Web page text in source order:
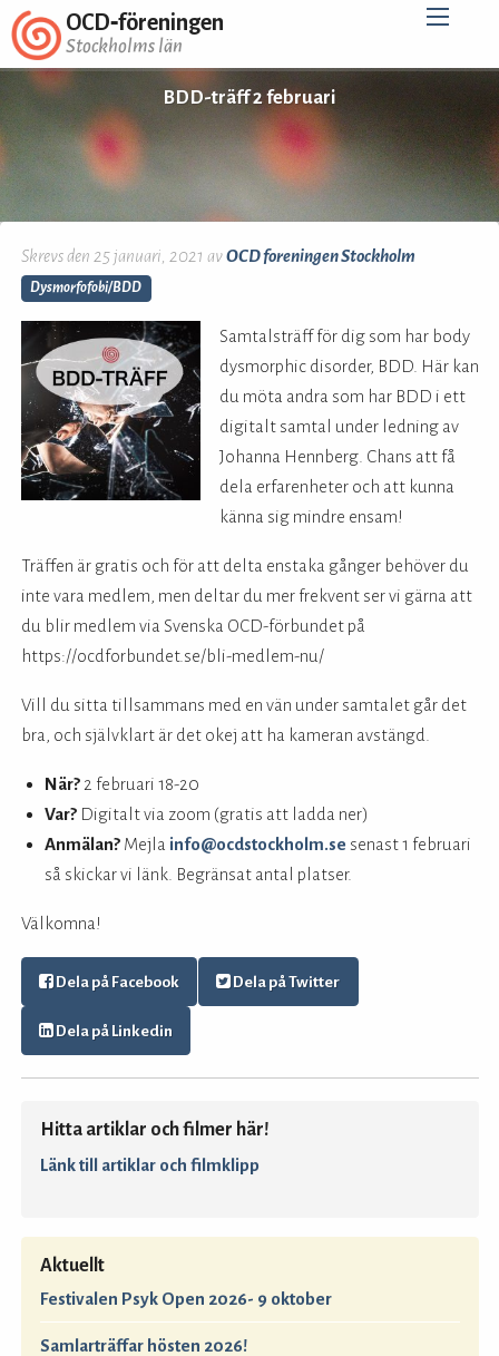
OCD‑föreningen
Stockholms län
BDD-träff 2 februari
Skrevs den 25 januari, 2021 avOCD foreningen Stockholm
Dysmorfofobi/BDD
Samtalsträff för dig som har body
dysmorphic disorder, BDD. Här kan
du möta andra som har BDD i ett
digitalt samtal under ledning av
Johanna Hennberg. Chans att få
dela erfarenheter och att kunna
känna sig mindre ensam!
Träffen är gratis och för att delta enstaka gånger behöver du
inte vara medlem, men deltar du mer frekvent ser vi gärna att
du blir medlem via Svenska OCD-förbundet på
https://ocdforbundet.se/bli-medlem-nu/
Vill du sitta tillsammans med en vän under samtalet går det
bra, och självklart är det okej att ha kameran avstängd.
När?2 februari 18-20
Var?Digitalt via zoom (gratis att ladda ner)
Anmälan?Mejla info@ocdstockholm.se senast 1 februari
så skickar vi länk. Begränsat antal platser.
Välkomna!
Dela på Facebook Dela på Twitter
Dela på Linkedin
Hitta artiklar och filmer här!
Länk till artiklar och filmklipp
Aktuellt
Festivalen Psyk Open 2026- 9 oktober
Samlarträffar hösten 2026!